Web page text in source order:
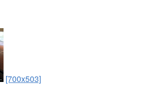
[700x503]